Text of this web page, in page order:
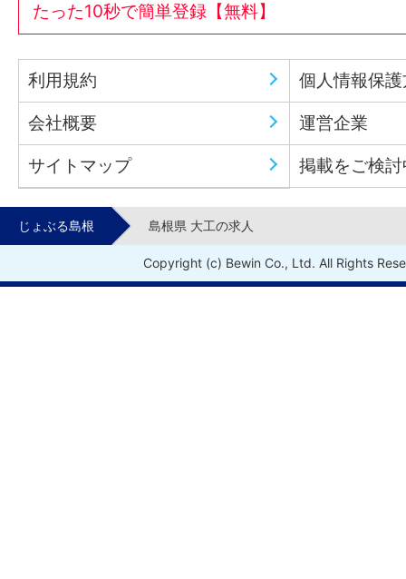
たった10秒で簡単登録【無料】
利用規約 個人情報保
会社概要 運営企業
サイトマップ 掲載をご検
じょぶる島根 島根県 大工の求人
Copyright (c) Bewin Co., Ltd. All Rights